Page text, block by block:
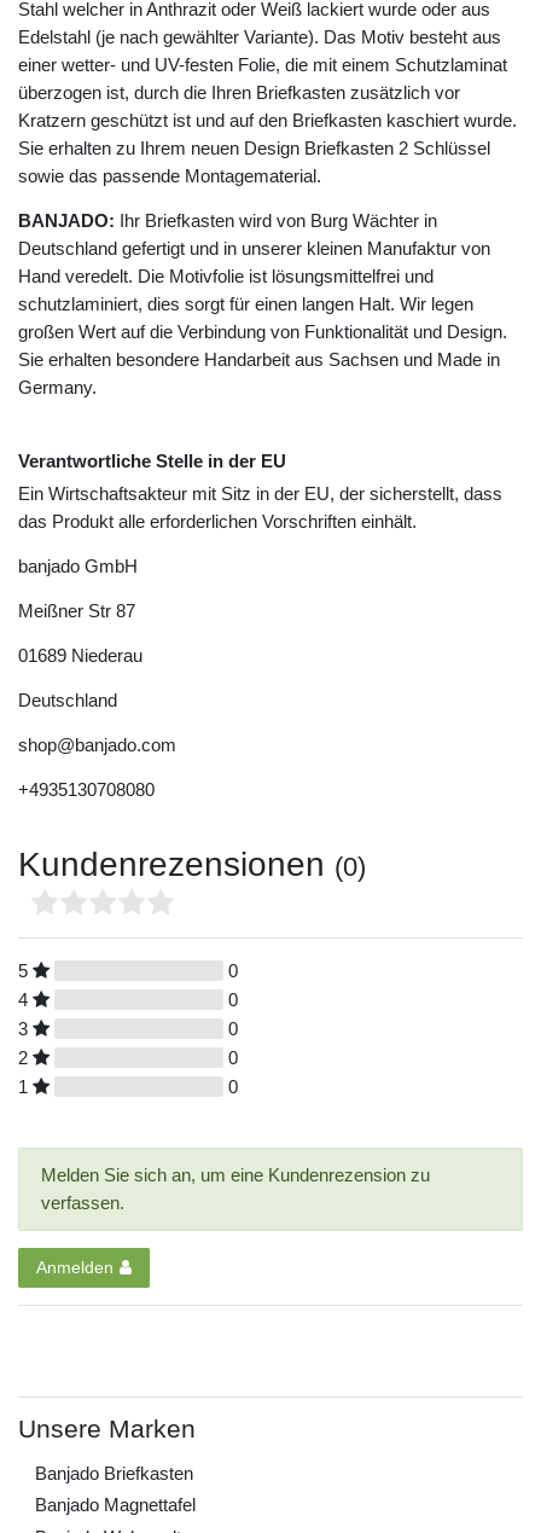
Stahl welcher in Anthrazit oder Weiß lackiert wurde oder aus
Edelstahl (je nach gewählter Variante). Das Motiv besteht aus
einer wetter- und UV-festen Folie, die mit einem Schutzlaminat
überzogen ist, durch die Ihren Briefkasten zusätzlich vor
Kratzern geschützt ist und auf den Briefkasten kaschiert wurde.
Sie erhalten zu Ihrem neuen Design Briefkasten 2 Schlüssel
sowie das passende Montagematerial.
BANJADO: Ihr Briefkasten wird von Burg Wächter in
Deutschland gefertigt und in unserer kleinen Manufaktur von
Hand veredelt. Die Motivfolie ist lösungsmittelfrei und
schutzlaminiert, dies sorgt für einen langen Halt. Wir legen
großen Wert auf die Verbindung von Funktionalität und Design.
Sie erhalten besondere Handarbeit aus Sachsen und Made in
Germany.
Verantwortliche Stelle in der EU
Ein Wirtschaftsakteur mit Sitz in der EU, der sicherstellt, dass
das Produkt alle erforderlichen Vorschriften einhält.
banjado GmbH
Meißner Str 87
01689 Niederau
Deutschland
shop@banjado.com
+4935130708080
Kundenrezensionen (0)
5
0
4
0
3
0
2
0
1
0
Melden Sie sich an, um eine Kundenrezension zu
verfassen.
Anmelden
Unsere Marken
Banjado Briefkasten
Banjado Magnettafel